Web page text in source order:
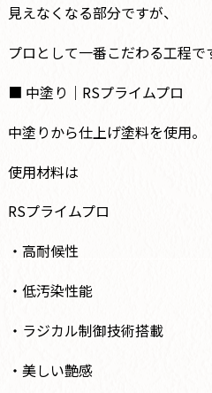
見えなくなる部分ですが、
プロとして一番こだわる工程で
■ 中塗り｜RSプライムプロ
中塗りから仕上げ塗料を使用。
使用材料は
RSプライムプロ
・高耐候性
・低汚染性能
・ラジカル制御技術搭載
・美しい艶感